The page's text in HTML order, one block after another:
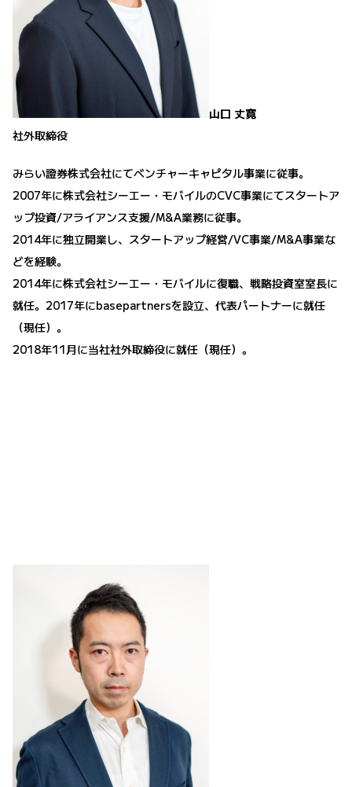
山口 丈寛
社外取締役
みらい證券株式会社にてベンチャーキャピタル事業に従事。
2007年に株式会社シーエー・モバイルのCVC事業にてスタートア
ップ投資/アライアンス支援/M&A業務に従事。
2014年に独立開業し、スタートアップ経営/VC事業/M&A事業な
どを経験。
2014年に株式会社シーエー・モバイルに復職、戦略投資室室長に
就任。2017年にbasepartnersを設立、代表パートナーに就任
（現任）。
2018年11月に当社社外取締役に就任（現任）。